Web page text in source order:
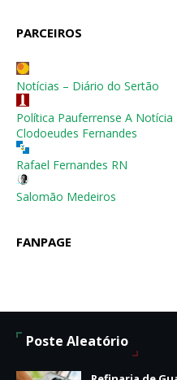
PARCEIROS
Notícias – Diário do Sertão
Política Pauferrense A
Clodoeudes Fernandes
Rafael Fernandes RN
Salomão Medeiros
FANPAGE
Poste Aleatório